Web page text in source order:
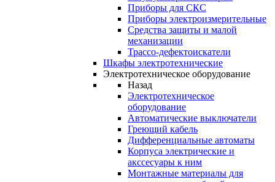
Приборы для СКС
Приборы электроизмерительные
Средства защиты и малой
механизации
Трассо-дефектоискатели
Шкафы электротехнические
Электротехническое оборудование
Назад
Электротехническое
оборудование
Автоматические выключатели
Греющий кабель
Дифференциальные автоматы
Корпуса электрические и
акссесуары к ним
Монтажные материалы для